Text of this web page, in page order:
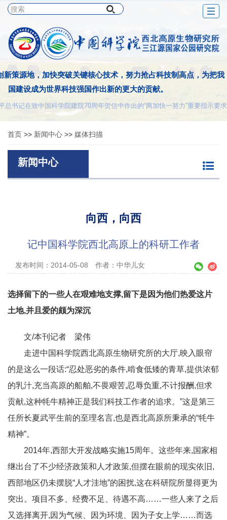
新策源地，加快突破关键核心技术，努力抢占科技制高点，为把我
国建设成为世界科技强国作出新的更大的贡献。
书记在致中国科学院建院70周年贺信中作出的“两加快一努力”重要指示要求
首页 >> 新闻中心 >> 媒体扫描
新闻中心
向西，向西
记中国科学院西北高原上的科研工作者
发布时间：2014-05-08 作者：中华儿女
选择留下的一些人在艰难地支撑,留下是因为他们热爱这片
土地,并且爱的颇为深沉
文/本刊记者 梁伟
走进中国科学院西北高原生物研究所的大厅,映入眼帘
的是这么一段话:“忍处恶劣的条件,啃食低矮的青草,提供浓郁
的乳汁,充当高原的船舶,不畏艰苦,忍辱负重,不计报酬,但求
贡献,这种牦牛精神正是我们科技工作者的追求。”这是第三
任所长夏武平生前的至理名言,也是西北高原所秉承的“牦牛
精神”。
2014年,西部大开发战略实施15周年。这些年来,国家相
继出台了不少经济政策和人才政策,但摆在眼前的现实依旧,
西部地区仍未摆脱“人才洼地”的困扰,这在科研院所显得更为
突出。项目不多、经费不足、待遇不高……一些人来了之后
又选择离开,因为气候、因为环境、因为子女上学……而选